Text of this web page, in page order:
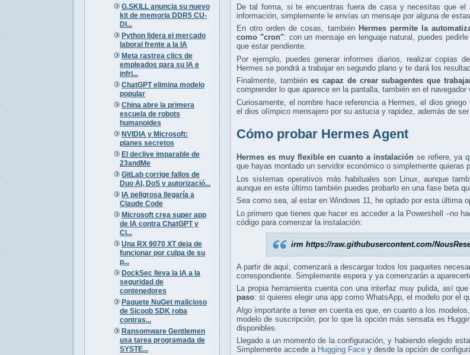
G.SKILL anuncia su nuevo
kit de memoria DDR5 CU-
DI...
Python lidera el mercado
laboral frente a la IA
Meta rastrea clics de
empleados para su IA e
infri...
ChatGPT elimina modelo
popular
China abre la primera
escuela de robots
humanoides
NVIDIA y Microsoft:
planes secretos
El declive imparable de
23andMe
GitLab corrige fallos de
Duo AI, DoS y autorizació...
IA peligrosa llegaría a
Claude Code
Microsoft crea super app
de IA contra ChatGPT y
Cl...
Una RX 9070 XT deja de
funcionar por culpa de su
p...
DockSec lleva la IA a la
seguridad de
contenedores
Paquete NuGet malicioso
de Sicoob SDK roba
contras...
Ransomware Gentlemen
usa tarea programada de
SYSTE...
De tal forma, si te encuentras fuera de casa y necesitas que
información, simplemente le envías un mensaje por alguna de
En otro orden de cosas, también Hermes permite la
como "cron": con un mensaje en lenguaje natural, puedes
que estar pendiente.
Por ejemplo, puedes generar informes diarios, realizar copias
Hermes se pondrá a trabajar en segundo plano y te dará los
Finalmente, tambiénes capaz de crear subagentes que
comprender lo que aparece en la pantalla, también en el navegador
Curiosamente, el nombre hace referencia a Hermes, el dios
el dios olímpico mensajero por su astucia y rapidez, además de
Cómo probar Hermes Agent
Hermes es muy flexible en cuanto a instalación se refiere, ya
que hayas montado un servidor económico o simplemente quieras
Los sistemas operativos más habituales son Linux, aunque
aunque en este último también puedes probarlo en una fase beta
Sea como sea, al estar en Windows 11, he optado por esta última
Lo primero que tienes que hacer es acceder a la Powershell –no
código para comenzar la instalación:
irm https://raw.githubusercontent.com/
A partir de aquí, comenzará a descargar todos los paquetes
correspondiente. Simplemente espera y ya comenzarán a
La propia herramienta cuenta con una interfaz muy pulida, así
paso: si quieres elegir una app como WhatsApp, el modelo por el
Algo importante a tener en cuenta es que, en cuanto a los
modelo de suscripción, por lo que la opción más sensata es
disponibles.
Llegado a un momento de la configuración, y habiendo elegido
Simplemente accede a Hugging Face y desde la opción de